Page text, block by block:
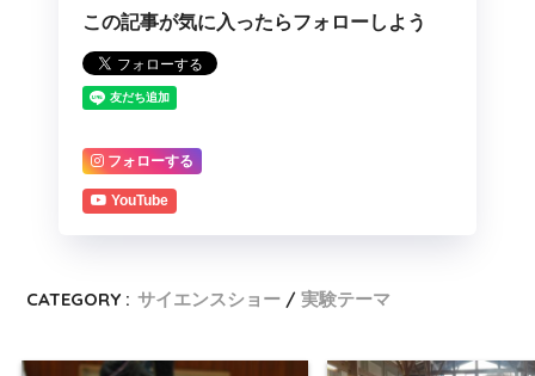
この記事が気に入ったらフォローしよう
フォローする
YouTube
CATEGORY : サイエンスショー 実験テーマ